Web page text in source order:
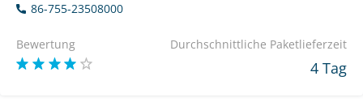
86-755-23508000
Bewertung Durchschnittliche Paketlieferzeit
4 Tag